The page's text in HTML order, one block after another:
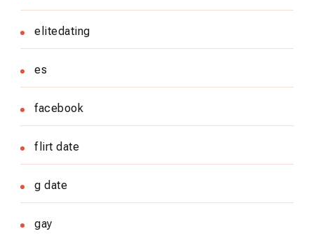
elitedating
es
facebook
flirt date
g date
gay